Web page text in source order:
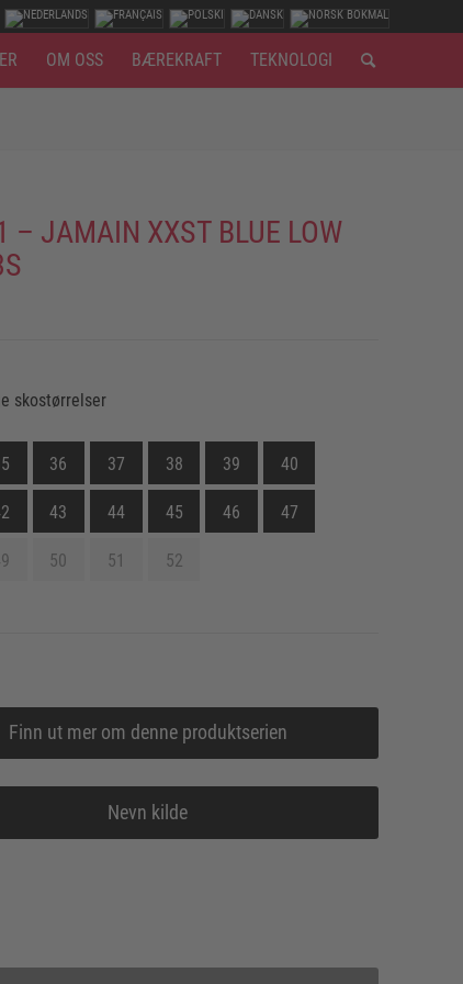
OM OSS BÆREKRAFT TEKNOLOGI
– JAMAIN XXST BLUE LOW
skostørrelser
36 37 38 39 40
43 44 45 46 47
50 51 52
Finn ut mer om denne produktserien
Nevn kilde